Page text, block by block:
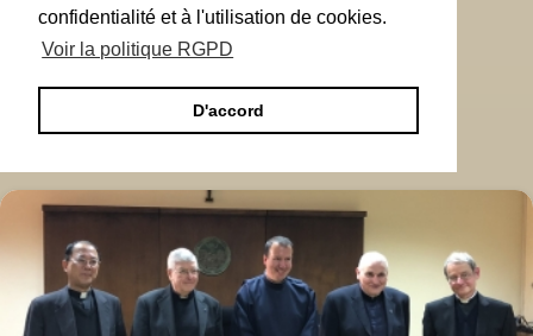
confidentialité et à l'utilisation de cookies.
Voir la politique RGPD
D'accord